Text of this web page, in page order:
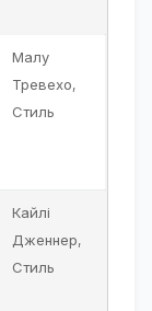
Малу
Тревехо,
Стиль
Кайлі
Дженнер,
Стиль